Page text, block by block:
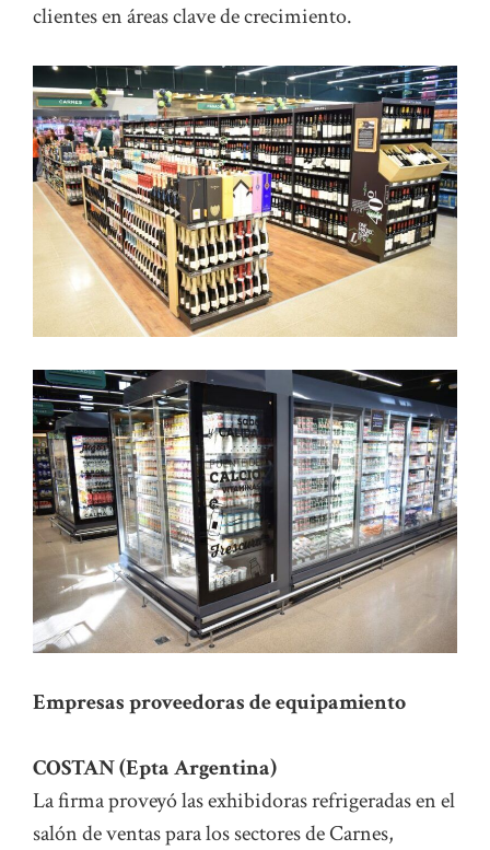
clientes en áreas clave de crecimiento.
Empresas proveedoras de equipamiento
COSTAN (Epta Argentina)
La firma proveyó las exhibidoras refrigeradas en el
salón de ventas para los sectores de Carnes,